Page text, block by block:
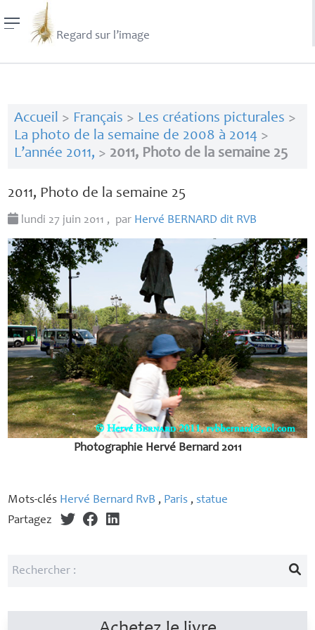
Regard sur l’image
Accueil > Français > Les créations picturales >
La photo de la semaine de 2008 à 2014>
L’année 2011, > 2011, Photo de la semaine 25
2011, Photo de la semaine 25
lundi 27 juin 2011 , par Hervé BERNARD dit RVB
Photographie Hervé Bernard 2011
Mots-clés Hervé Bernard RvB , Paris ,statue
Partagez